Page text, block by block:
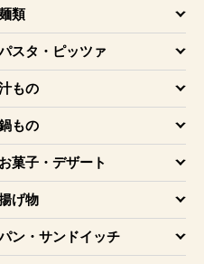
類
開く
スタ・ピッツァ
開く
もの
開く
もの
開く
お菓子・デザート
を開く
げ物
開く
ン・サンドイッチ
開く